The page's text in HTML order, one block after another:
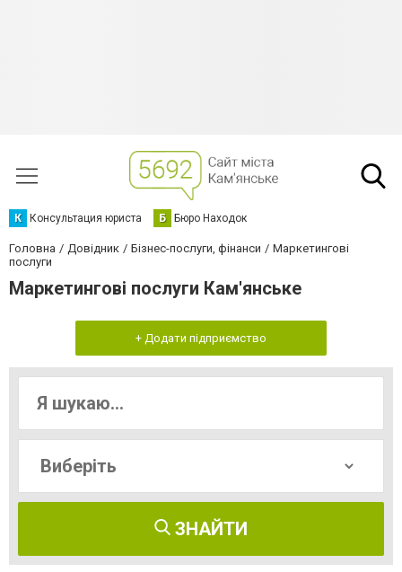
К Консультация юриста Б Бюро Находок
Головна Довідник Бізнес-послуги, фінанси
Маркетингові
послуги
Маркетингові послуги Кам'янське
+ Додати підприємство
ЗНАЙТИ